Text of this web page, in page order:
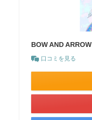
BOW AND ARROW
口コミを見る